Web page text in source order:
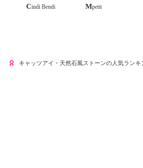
Cindi Bendi Mpetit
キャッツアイ・天然石風ストーンの人気ランキ